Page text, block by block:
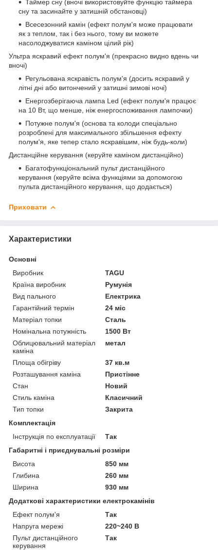
Таймер сну (вночі використовуйте функцію таймера
сну та засинайте у затишній обстановці)
Всесезонний камін (ефект полум'я може працювати
як з теплом, так і без нього, тому ви можете
насолоджуватися каміном цілий рік)
Ультра яскравий ефект полум'я (прекрасно видно вдень чи
вночі)
Регульована яскравість полум'я (досить яскравий у
літні дні або витончений у затишні зимові ночі)
Енергозберігаюча лампа Led (ефект полум'я працює
на 10 Вт, що менше, ніж енергоспоживання лампочки)
Потужне полум'я (основа та колоди спеціально
розроблені для максимального збільшення ефекту
полум'я, яке тепер стало яскравішим, ніж будь-коли)
Дистанційне керування (керуйте каміном дистанційно)
Багатофункціональний пульт дистанційного
керування (керуйте всіма функціями за допомогою
пульта дистанційного керування, що додається)
Приховати
Характеристики
Основні
Виробник
TAGU
Країна виробник
Румунія
Вид пального
Електрика
Гарантійний термін
24 міс
Матеріал топки
Сталь
Номінальна потужність
1500 Вт
Облицювальний матеріал
каміна
метал
Площа обігріву
37 кв.м
Розташування каміна
Пристінне
Стан
Новий
Стиль каміна
Класичний
Тип топки
Закрита
Комплектація
Інструкція по експлуатації
Так
Габаритні і приєднувальні розміри
Висота
850 мм
Глибина
260 мм
Ширина
930 мм
Додаткові характеристики електрокамінів
Ефект полум'я
Так
Напруга мережі
220~240 В
Пульт дистанційного
керування
Так